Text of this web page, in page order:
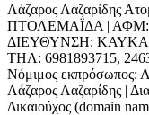
Λάζαρος Λαζαρίδης
ΠΤΟΛΕΜΑΪΔΑ | ΑΦΜ:
ΔΙΕΥΘΥΝΣΗ:
ΤΗΛ: 6981893715,
Νόμιμος εκπρόσωπος:
Λάζαρος Λαζαρίδης |
Δικαιούχος (domain